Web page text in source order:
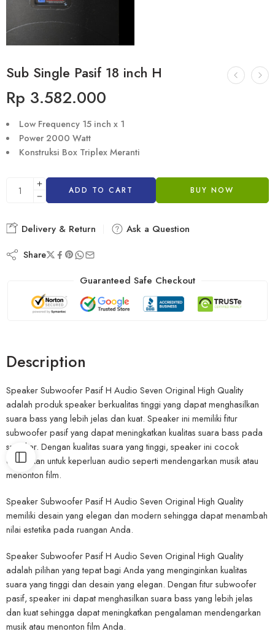
Sub Single Pasif 18 inch H
Rp 3.582.000
Low Frequency 15 inch x 1
Power 2000 Watt
Konstruksi Box Triplex Meranti
ADD TO CART BUY NOW
Delivery & Return Ask a Question
Share
Guaranteed Safe Checkout
Description
Speaker Subwoofer Pasif H Audio Seven Original High Quality
adalah produk speaker berkualitas tinggi yang dapat menghasilkan
suara bass yang lebih jelas dan kuat. Speaker ini memiliki fitur
subwoofer pasif yang dapat meningkatkan kualitas suara bass pada
speaker. Dengan kualitas suara yang tinggi, speaker ini cocok
digunakan untuk keperluan audio seperti mendengarkan musik atau
menonton film.
Speaker Subwoofer Pasif H Audio Seven Original High Quality
memiliki desain yang elegan dan modern sehingga dapat menambah
nilai estetika pada ruangan Anda.
Speaker Subwoofer Pasif H Audio Seven Original High Quality
adalah pilihan yang tepat bagi Anda yang menginginkan kualitas
suara yang tinggi dan desain yang elegan. Dengan fitur subwoofer
pasif, speaker ini dapat menghasilkan suara bass yang lebih jelas
dan kuat sehingga dapat meningkatkan pengalaman mendengarkan
musik atau menonton film Anda.